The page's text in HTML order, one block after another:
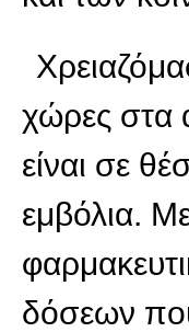
χώρες στα
είναι σε
εμβόλια.
δόσεων